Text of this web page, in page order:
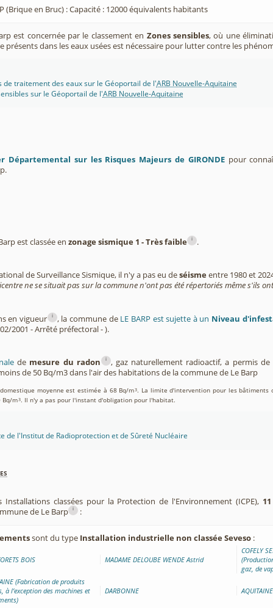
(Brique en Bruc) : Capacité : 12000 équivalents habitants
est concernée par le classement en Zones sensibles, où une
présents dans les eaux usées est nécessaire pour lutter contre les
de traitement des eaux sur le Géoportail de l'ARB Nouvelle-Aquitaine
sur le Géoportail de l'ARB Nouvelle-Aquitaine
Départemental sur les Risques Majeurs de GIRONDEpour
est classée en zonage sismique 1 - Très faible i .
de Surveillance Sismique, il n'y a pas eu deséismeentre 1980 et
ne se situait pas sur la commune n'ont pas été répertoriés même s'ils
en vigueur i , la commune de LE BARP est sujette à un Niveau
2001 - Arrêté préfectoral - ).
de mesure du radon i
, gaz naturellement radioactif, a permis
de 50 Bq/m3 dans l'air des habitations de la commune de Le Barp
moyenne est estimée à 68 Bq/m3. La limite d'intervention pour les bâtiments
Bq/m3. Il n'y a pas pour l'instant d'obligation pour l'habitat.
de l'Institut de Radioprotection et de Sûreté Nucléaire
Installations classées pour la Protection de l'Environnement (ICPE),
de Le Barp
i :
sont du type Installation industrielle non classée Seveso :
BOIS MADAME DELOUBE WENDE Astrid
COFELY
gaz, de
(Fabrication de produits
à l’exception des machines et
DARBONNE